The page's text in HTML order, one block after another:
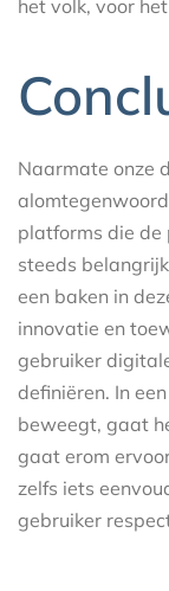
het volk, voor
Naarmate onze
platforms die de
steeds
een baken in
innovatie en
gebruiker
definiëren. In
beweegt, gaat
gaat erom
zelfs iets
gebruiker